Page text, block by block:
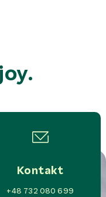
Kontakt
+48 732 080 699